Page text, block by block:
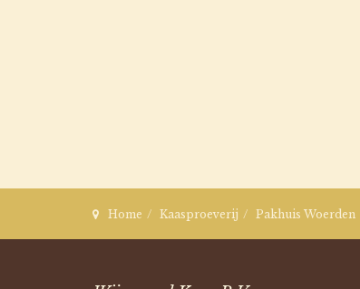
Home Kaasproeverij Pakhuis Woerden